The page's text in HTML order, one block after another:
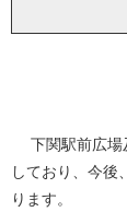
下関駅前広場
しており、今後
ります。